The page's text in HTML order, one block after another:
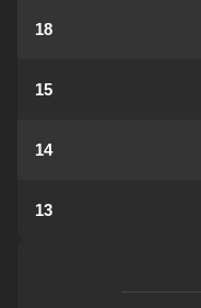
18
15
14
13